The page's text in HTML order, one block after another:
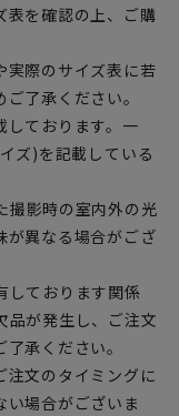
を確認の上、ご購
際のサイズ表に若
了承ください。
ております。一
ズ)を記載している
撮影時の室内外の光
が異なる場合がござ
ております関係
品が発生し、ご注文
承ください。
文のタイミングに
い場合がございま